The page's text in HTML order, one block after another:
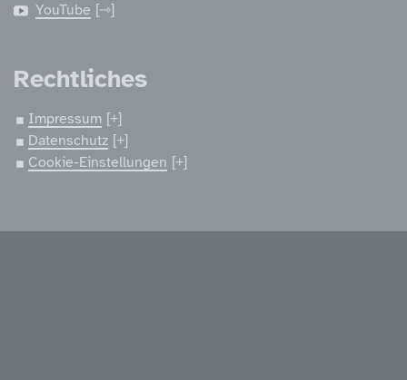
YouTube
Rechtliches
Impressum
Datenschutz
Cookie-Einstellungen